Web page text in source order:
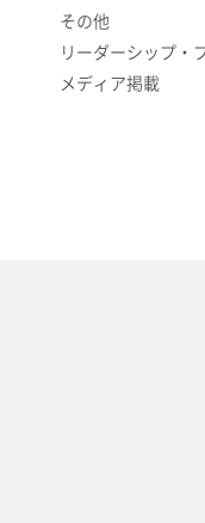
その他
リーダーシップ・
メディア掲載